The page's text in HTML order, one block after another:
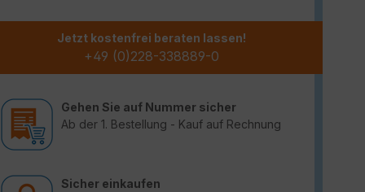
Jetzt kostenfrei beraten lassen!
+49 (0)228-338889-0
Gehen Sie auf Nummer sicher
Ab der 1. Bestellung - Kauf auf Rechnung
Sicher einkaufen